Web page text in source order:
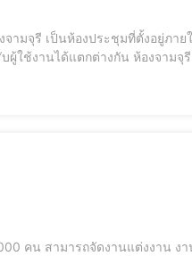
นห้องประชุมขนาดใหญ่ที่สุด รองรับผู้ใช้
คน สามารถจัดงานแต่งงาน ง